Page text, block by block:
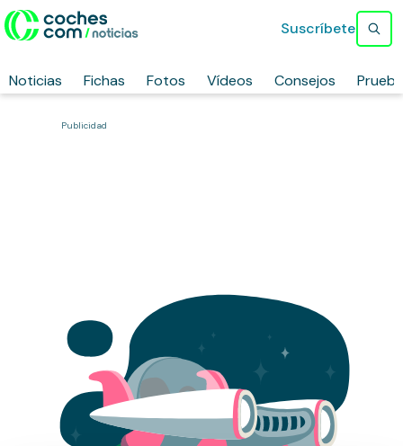
Noticias Fichas Fotos Vídeos Consejos
Suscríbete
Publicidad